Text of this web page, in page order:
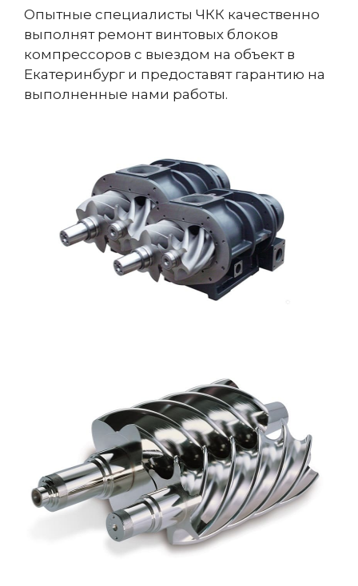
Опытные специалисты ЧКК качественно
выполнят ремонт винтовых блоков
компрессоров с выездом на объект в
Екатеринбург и предоставят гарантию на
выполненные нами работы.